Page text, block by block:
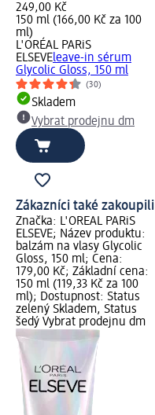
249,00 Kč
150 ml (166,00 Kč za 100
ml)
L'ORÉAL PARiS
ELSEVEleave-in sérum
Glycolic Gloss, 150 ml
(30)
Skladem
Vybrat prodejnu dm
Zákazníci také zakoupili
Značka: L'ORÉAL PARiS
ELSEVE; Název produktu:
balzám na vlasy Glycolic
Gloss, 150 ml; Cena:
179,00 Kč; Základní cena:
150 ml (119,33 Kč za 100
ml); Dostupnost: Status
zelený Skladem, Status
šedý Vybrat prodejnu dm